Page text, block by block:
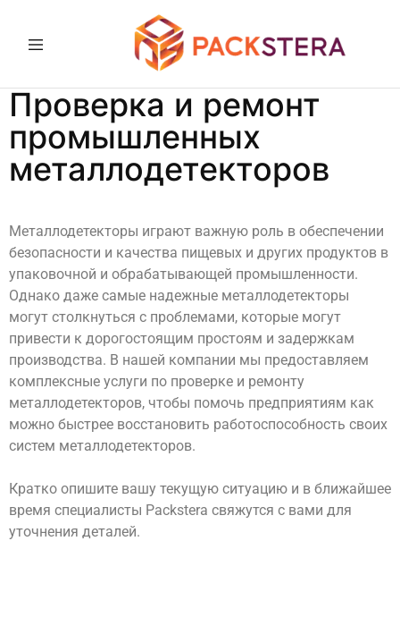
решения
и
оборудование
Проверка и ремонт
промышленных
металлодетекторов
Металлодетекторы играют важную роль в обеспечении
безопасности и качества пищевых и других продуктов в
упаковочной и обрабатывающей промышленности.
Однако даже самые надежные металлодетекторы
могут столкнуться с проблемами, которые могут
привести к дорогостоящим простоям и задержкам
производства. В нашей компании мы предоставляем
комплексные услуги по проверке и ремонту
металлодетекторов, чтобы помочь предприятиям как
можно быстрее восстановить работоспособность своих
систем металлодетекторов.
Кратко опишите вашу текущую ситуацию и в ближайшее
время специалисты Packstera свяжутся с вами для
уточнения деталей.